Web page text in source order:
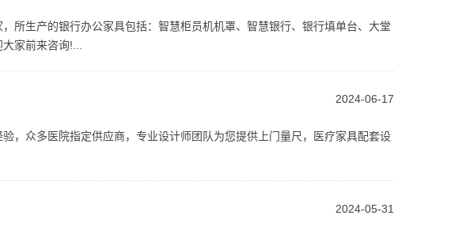
所生产的银行办公家具包括：智慧柜员机机罩、智慧银行、银行填单台、大堂
家前来咨询!...
2024-06-17
，众多医院指定供应商，专业设计师团队为您提供上门量尺，医疗家具配套设
2024-05-31